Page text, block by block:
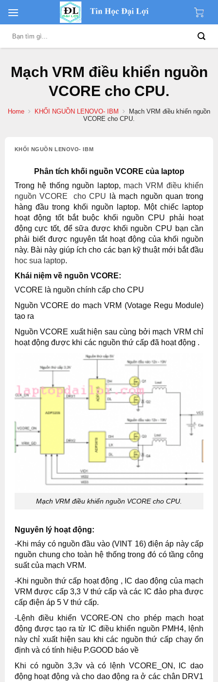
content
Mạch VRM điều khiển nguồn
VCORE cho CPU.
Home KHỐI NGUỒN LENOVO- IBM
Mạch VRM điều khiển nguồn
VCORE cho CPU.
KHỐI NGUỒN LENOVO- IBM
Phân tích khối nguồn VCORE của laptop
Trong hệ thống nguồn laptop, mạch VRM điều khiển
nguồn VCORE cho CPU là mạch nguồn quan trong
hàng đầu trong khối nguồn laptop. Một chiếc laptop
hoạt động tốt bắt buộc khối nguồn CPU phải hoạt
động cực tốt, để sữa được khối nguồn CPU bạn cần
phải biết được nguyên tắt hoạt động của khối nguồn
này. Bài này giúp ích cho các bạn kỹ thuật mới bắt đầu
hoc sua laptop.
Khái niệm về nguồn VCORE:
VCORE là nguồn chính cấp cho CPU
Nguồn VCORE do mạch VRM (Votage Regu Module)
tạo ra
Nguồn VCORE xuất hiện sau cùng bởi mạch VRM chỉ
hoạt động được khi các nguồn thứ cấp đã hoạt động .
Mạch VRM điều khiển nguồn VCORE cho CPU.
Nguyên lý hoạt động:
-Khi máy có nguồn đầu vào (VINT 16) điện áp này cấp
nguồn chung cho toàn hệ thống trong đó có tầng công
suất của mạch VRM.
-Khi nguồn thứ cấp hoạt động , IC dao động của mạch
VRM được cấp 3,3 V thứ cấp và các IC đảo pha được
cấp điện áp 5 V thứ cấp.
-Lệnh điều khiển VCORE-ON cho phép mạch hoạt
động được tạo ra từ IC điều khiển nguồn PMH4, lệnh
này chỉ xuất hiện sau khi các nguồn thứ cấp chạy ổn
định và có tính hiệu P.GOOD báo về
Khi có nguồn 3,3v và có lệnh VCORE_ON, IC dao
động hoạt động và cho dao động ra ở các chân DRV1